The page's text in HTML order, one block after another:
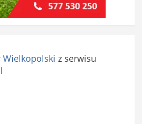
Wielkopolski z serwisu